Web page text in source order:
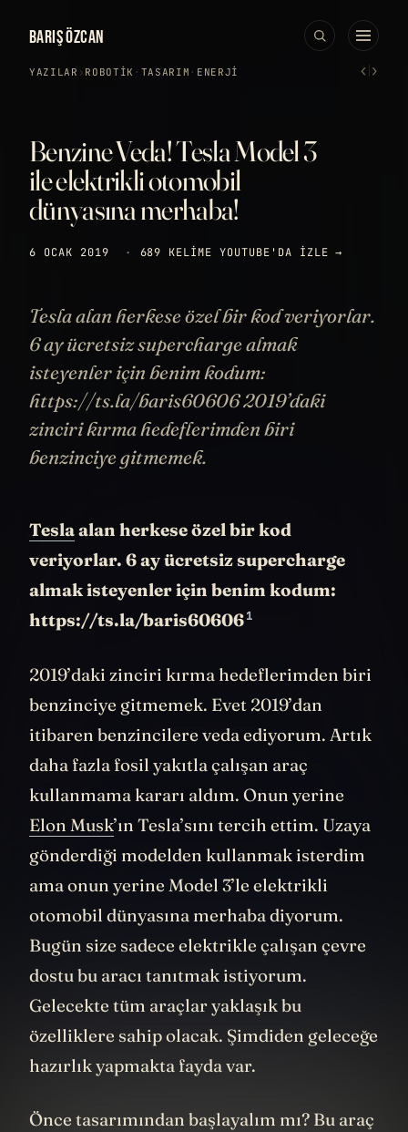
BARIŞ ÖZCAN
YAZILAR › ROBOTIK · TASARIM · ENERJI ‹›
Benzine Veda! Tesla Model 3
ile elektrikli otomobil
dünyasına merhaba!
6 OCAK 2019 · 689 KELIME YOUTUBE'DA IZLE →
Tesla alan herkese özel bir kod veriyorlar.
6 ay ücretsiz supercharge almak
isteyenler için benim kodum:
https://ts.la/baris60606 2019’daki
zinciri kırma hedeflerimden biri
benzinciye gitmemek.
Teslaalan herkese özel bir kod
veriyorlar. 6 ay ücretsiz supercharge
almak isteyenler için benim kodum:
https://ts.la/baris606061
2019’daki zinciri kırma hedeflerimden biri
benzinciye gitmemek. Evet 2019’dan
itibaren benzincilere veda ediyorum. Artık
daha fazla fosil yakıtla çalışan araç
kullanmama kararı aldım. Onun yerine
Elon Musk’ın Tesla’sını tercih ettim. Uzaya
gönderdiği modelden kullanmak isterdim
ama onun yerine Model 3’le elektrikli
otomobil dünyasına merhaba diyorum.
Bugün size sadece elektrikle çalışan çevre
dostu bu aracı tanıtmak istiyorum.
Gelecekte tüm araçlar yaklaşık bu
özelliklere sahip olacak. Şimdiden geleceğe
hazırlık yapmakta fayda var.
Önce tasarımından başlayalım mı? Bu araç